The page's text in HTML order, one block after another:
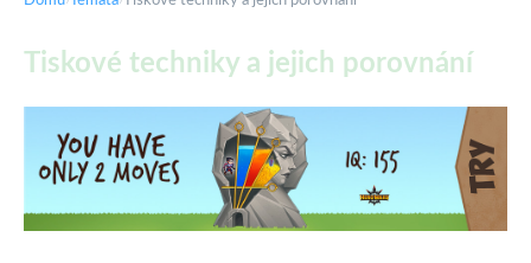
Tiskové techniky a jejich porovnání